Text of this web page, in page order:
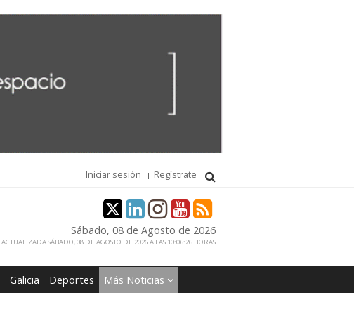
Iniciar sesión Regístrate
Sábado, 08 de Agosto de 2026
ACTUALIZADA SÁBADO, 08 DE AGOSTO DE 2026 A LAS 10:06:26 HORAS
Galicia Deportes Más Noticias